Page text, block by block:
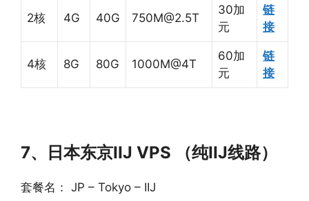
2核 4G 40G 750M@2.5T
30加
元
链
接
4核 8G 80G 1000M@4T
60加
元
链
接
7、日本东京IIJ VPS （纯IIJ线路）
套餐名： JP – Tokyo – IIJ